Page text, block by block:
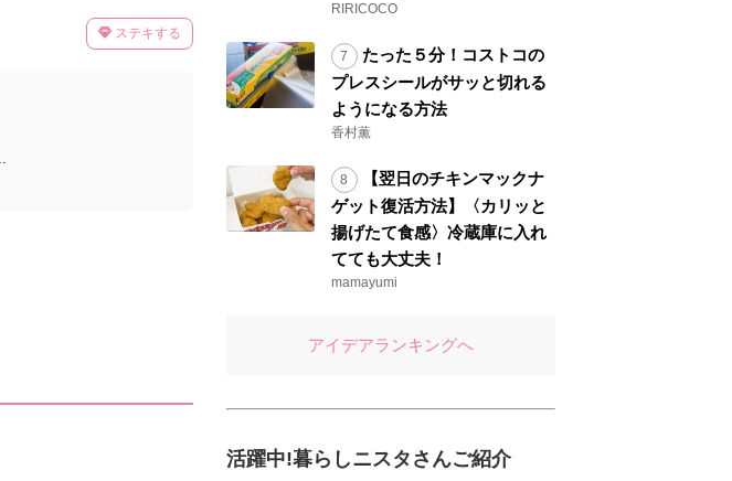
ステキする
RIRICOCO
たった５分！コストコの
プレスシールがサッと切れる
ようになる方法
香村薫
【翌日のチキンマックナ
ゲット復活方法】〈カリッと
揚げたて食感〉冷蔵庫に入れ
てても大丈夫！
mamayumi
アイデアランキングへ
活躍中!暮らしニスタさんご紹介